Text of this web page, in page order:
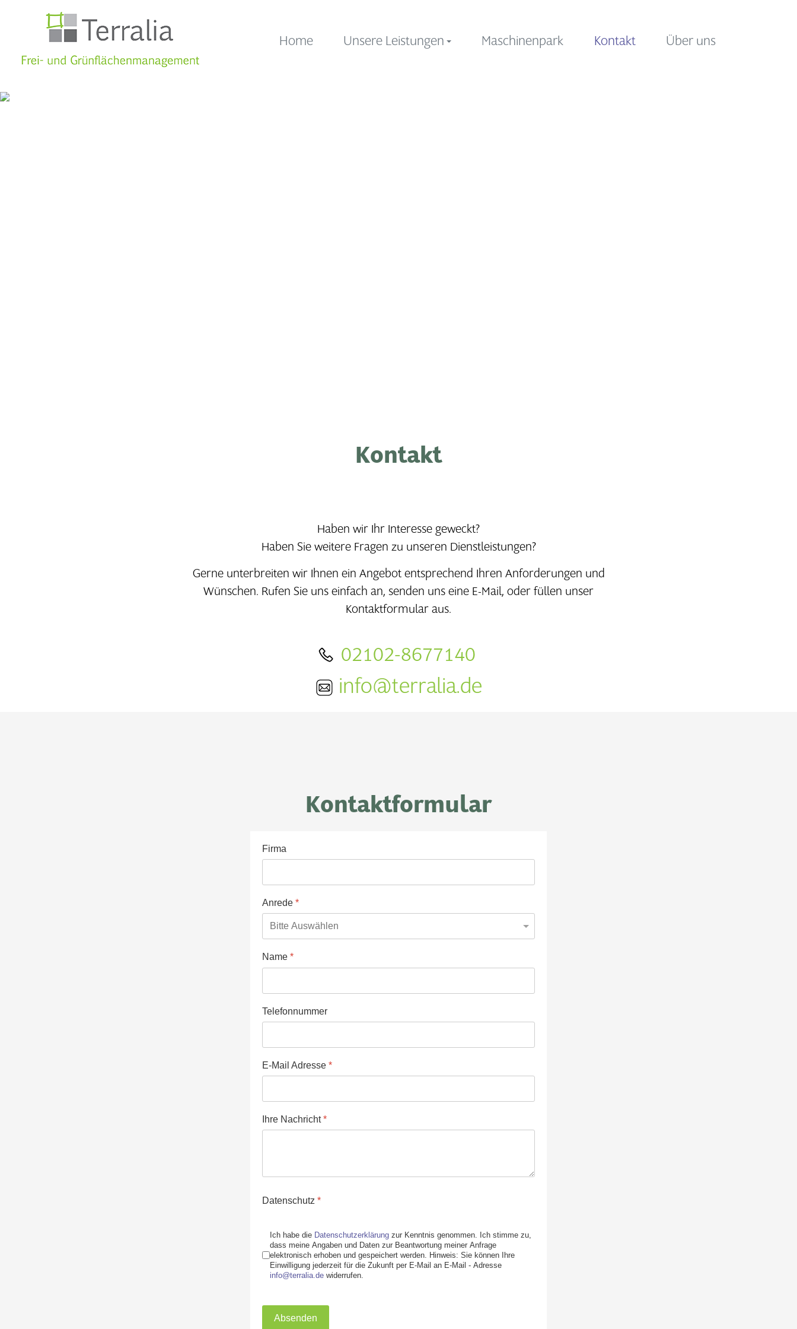
Home Unsere Leistungen Maschinenpark Kontakt Über uns
Kontakt
Haben wir Ihr Interesse geweckt?
Haben Sie weitere Fragen zu unseren Dienstleistungen?
Gerne unterbreiten wir Ihnen ein Angebot entsprechend Ihren Anforderungen und
Wünschen. Rufen Sie uns einfach an, senden uns eine E-Mail, oder füllen unser
Kontaktformular aus.
02102-8677140
info@terralia.de
Kontaktformular
Firma
Anrede *
Name *
Telefonnummer
E-Mail Adresse *
Ihre Nachricht*
Datenschutz *
Ich habe die Datenschutzerklärung zur Kenntnis genommen. Ich stimme zu,
dass meine Angaben und Daten zur Beantwortung meiner Anfrage
elektronisch erhoben und gespeichert werden. Hinweis: Sie können Ihre
Einwilligung jederzeit für die Zukunft per E-Mail an E-Mail - Adresse
info@terralia.de widerrufen.
Absenden